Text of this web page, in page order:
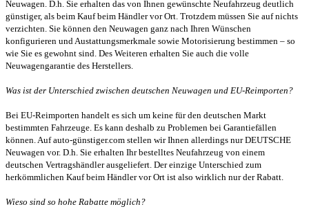
Neuwagen. D.h. Sie erhalten das von Ihnen gewünschte Neufahrzeug deutlich
günstiger, als beim Kauf beim Händler vor Ort. Trotzdem müssen Sie auf nichts
verzichten. Sie können den Neuwagen ganz nach Ihren Wünschen
konfigurieren und Austattungsmerkmale sowie Motorisierung bestimmen – so
wie Sie es gewohnt sind. Des Weiteren erhalten Sie auch die volle
Neuwagengarantie des Herstellers.
Was ist der Unterschied zwischen deutschen Neuwagen und EU-Reimporten?
Bei EU-Reimporten handelt es sich um keine für den deutschen Markt
bestimmten Fahrzeuge. Es kann deshalb zu Problemen bei Garantiefällen
können. Auf auto-günstiger.com stellen wir Ihnen allerdings nur DEUTSCHE
Neuwagen vor. D.h. Sie erhalten Ihr bestelltes Neufahrzeug von einem
deutschen Vertragshändler ausgeliefert. Der einzige Unterschied zum
herkömmlichen Kauf beim Händler vor Ort ist also wirklich nur der Rabatt.
Wieso sind so hohe Rabatte möglich?